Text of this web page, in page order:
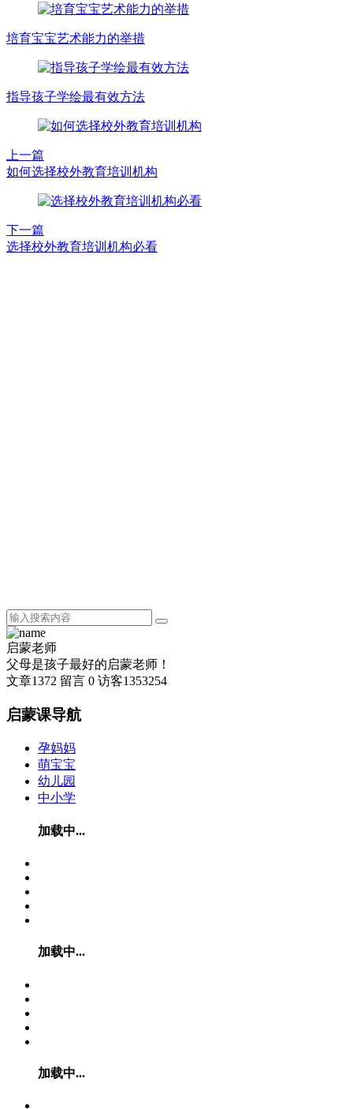
培育宝宝艺术能力的举措
指导孩子学绘最有效方法
上一篇
如何选择校外教育培训机构
下一篇
选择校外教育培训机构必看
启蒙老师
父母是孩子最好的启蒙老师！
文章1372 留言 0 访客1353254
启蒙课导航
孕妈妈
萌宝宝
幼儿园
中小学
加载中...
加载中...
加载中...